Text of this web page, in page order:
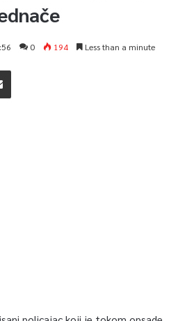
0 194 Less than a minute